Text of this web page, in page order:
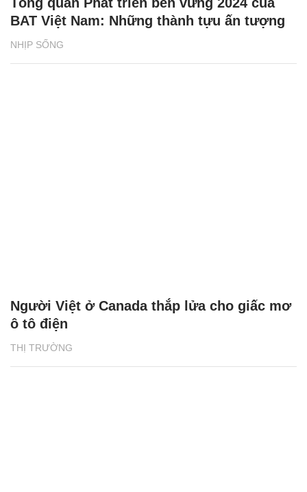
NHỊP SỐNG
BAT Việt Nam: Những thành tựu ấn tượng
THỊ TRƯỜNG
Người Việt ở Canada thắp lửa cho giấc mơ
ô tô điện